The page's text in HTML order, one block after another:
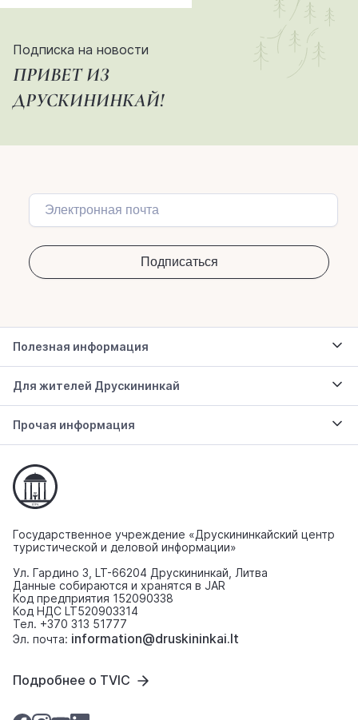
Подписка на новости
ПРИВЕТ ИЗ
ДРУСКИНИНКАЙ!
Полезная информация
Для жителей Друскининкай
Прочая информация
Государственное учреждение «Друскининкайский центр
туристической и деловой информации»
Ул. Гардино 3, LT-66204 Друскининкай, Литва
Данные собираются и хранятся в JAR
Код предприятия 152090338
Код НДС LT520903314
Тел. +370 313 51777
Эл. почта: information@druskininkai.lt
Подробнее о TVIC